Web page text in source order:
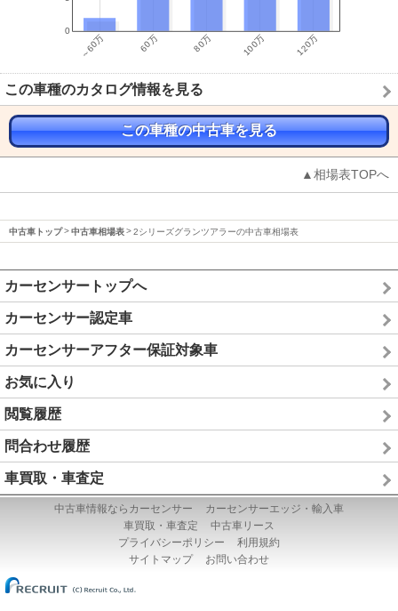
この車種のカタログ情報を見る
この車種の中古車を見る
▲相場表TOPへ
中古車トップ 中古車相場表 2シリーズグランツアラーの中古車相場表
カーセンサートップへ
カーセンサー認定車
カーセンサーアフター保証対象車
お気に入り
閲覧履歴
問合わせ履歴
車買取・車査定
中古車情報ならカーセンサー
カーセンサーエッジ・輸入車
車買取・車査定
中古車リース
プライバシーポリシー
利用規約
サイトマップ
お問い合わせ